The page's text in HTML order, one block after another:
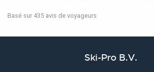
Basé sur 435 avis de voyageurs
Ski-Pro B.V.